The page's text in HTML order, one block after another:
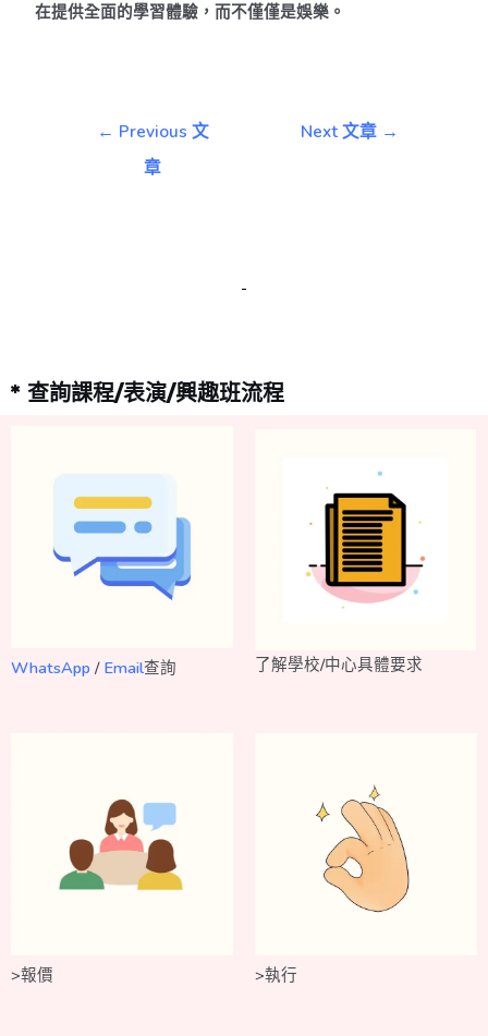
在提供全面的學習體驗，而不僅僅是娛樂。
← Previous 文
章
Next 文章 →
* 查詢課程/表演/興趣班流程
WhatsApp / Email查詢 了解學校/中心具體要求
>報價 >執行